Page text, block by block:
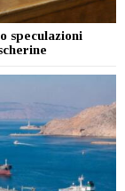
speculazioni